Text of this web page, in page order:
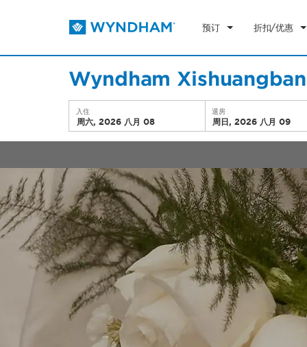
预订 折扣/优惠
Wyndham
入住
周六, 2026 八月 08
退房
周日, 2026 八月 09